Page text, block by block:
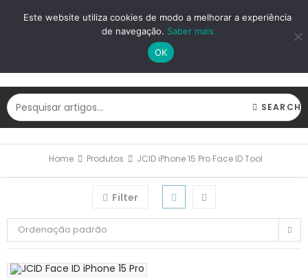
LOGIN REGISTAR
SEARCH
Home Produtos JCID iPhone 15 Pro Face ID Tool
Filter
Ordenação padrão
Este website utiliza cookies de modo a melhorar a experiência
de navegação. Saber mais
OK